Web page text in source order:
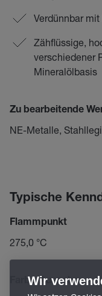
Verdünnbar
Zähflüssige,
verschiedener
Mineralölbasis
Zu bearbeitende
NE-Metalle,
Typische
Flammpunkt
275,0 °C
Farbe/Aussehen
Wir